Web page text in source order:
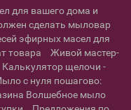
для вашего дома и
сделать мыловар
эфирных масел для
товара
Живой мастер-
Калькулятор щелочи -
с нуля пошагово:
Волшебное мыло